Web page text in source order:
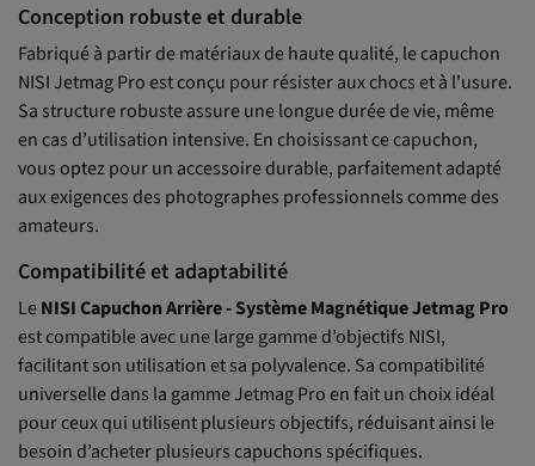
Conception robuste et durable
Fabriqué à partir de matériaux de haute qualité, le capuchon
NISI Jetmag Pro est conçu pour résister aux chocs et à l'usure.
Sa structure robuste assure une longue durée de vie, même
en cas d’utilisation intensive. En choisissant ce capuchon,
vous optez pour un accessoire durable, parfaitement adapté
aux exigences des photographes professionnels comme des
amateurs.
Compatibilité et adaptabilité
LeNISI Capuchon Arrière - Système Magnétique Jetmag Pro
est compatible avec une large gamme d’objectifs NISI,
facilitant son utilisation et sa polyvalence. Sa compatibilité
universelle dans la gamme Jetmag Pro en fait un choix idéal
pour ceux qui utilisent plusieurs objectifs, réduisant ainsi le
besoin d’acheter plusieurs capuchons spécifiques.